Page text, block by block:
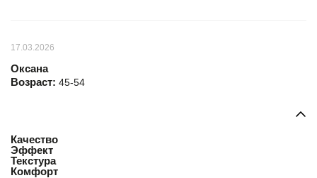
17.03.2026
Оксана
Возраст: 45-54
Качество
Эффект
Текстура
Комфорт